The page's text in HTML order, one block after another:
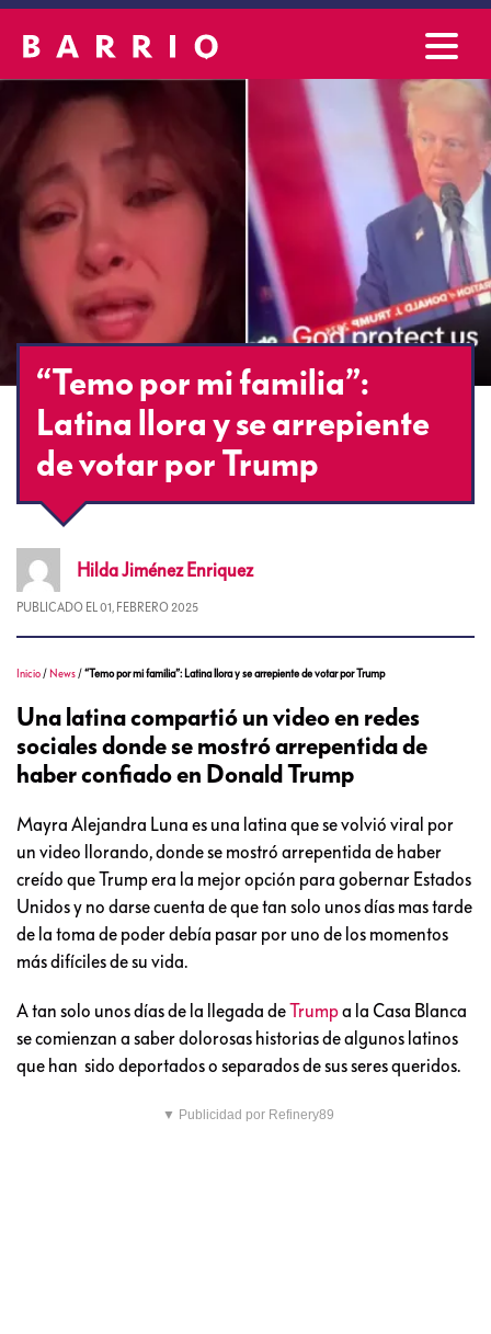
“Temo por mi familia”:
Latina llora y se arrepiente
de votar por Trump
HildaJiménez Enriquez
PUBLICADO EL 01, FEBRERO 2025
Inicio / News /“Temo por mi familia”: Latina llora y se arrepiente de votar por Trump
Una latina compartió un video en redes
sociales donde se mostró arrepentida de
haber confiado en Donald Trump
Mayra Alejandra Luna es una latina que se volvió viral por
un video llorando, donde se mostró arrepentida de haber
creído que Trump era la mejor opción para gobernar Estados
Unidos y no darse cuenta de que tan solo unos días mas tarde
de la toma de poder debía pasar por uno de los momentos
más difíciles de su vida.
A tan solo unos días de la llegada deTrumpa la Casa Blanca
se comienzan a saber dolorosas historias de algunos latinos
que han sido deportados o separados de sus seres queridos.
▼ Publicidad por Refinery89